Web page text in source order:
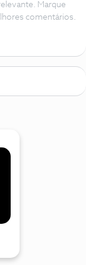
Marque
comentários.